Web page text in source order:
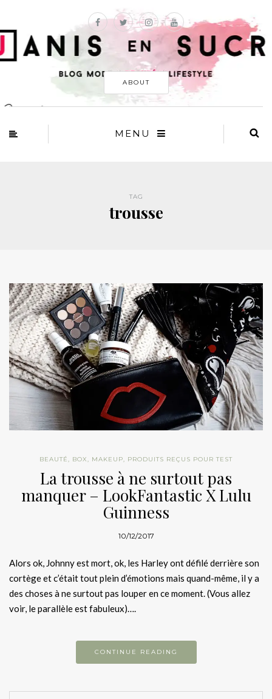
ABOUT
MENU
TAG
trousse
BEAUTÉ, BOX, MAKEUP, PRODUITS REÇUS POUR TEST
La trousse à ne surtout pas
manquer – LookFantastic X Lulu
Guinness
10/12/2017
Alors ok, Johnny est mort, ok, les Harley ont défilé derrière son
cortège et c’était tout plein d’émotions mais quand-même, il y a
des choses à ne surtout pas louper en ce moment. (Vous allez
voir, le parallèle est fabuleux)….
CONTINUE READING